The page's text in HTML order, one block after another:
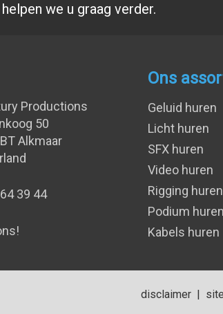
we u graag verder.
Productions
50
Alkmaar
39 44
Ons
Geluid huren
Licht huren
SFX huren
Video huren
Rigging huren
Podium huren
Kabels huren
disclaimer |